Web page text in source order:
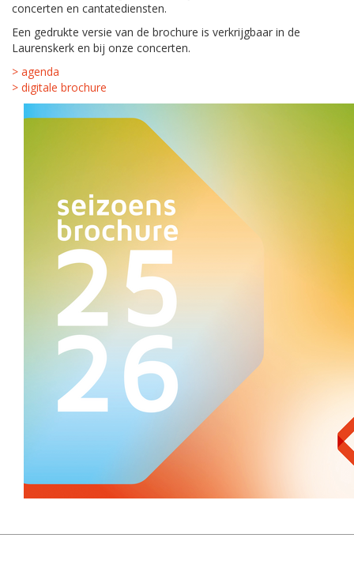
concerten en cantatediensten.
Een gedrukte versie van de brochure is verkrijgbaar in de
Laurenskerk en bij onze concerten.
> agenda
> digitale brochure